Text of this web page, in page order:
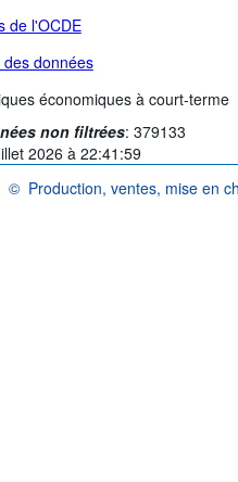
de l'OCDE
données
économiques à court-terme
non filtrées: 379133
2026 à 22:41:59
© Production, ventes, mise en